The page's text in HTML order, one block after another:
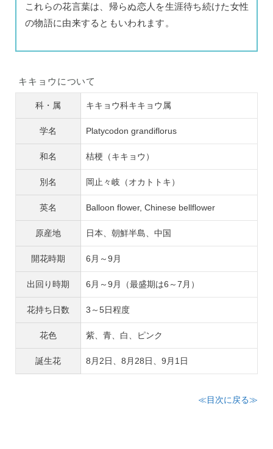
これらの花言葉は、帰らぬ恋人を生涯待ち続けた女性
の物語に由来するともいわれます。
キキョウについて
科・属 キキョウ科キキョウ属
学名 Platycodon grandiflorus
和名 桔梗（キキョウ）
別名 岡止々岐（オカトトキ）
英名 Balloon flower, Chinese bellflower
原産地 日本、朝鮮半島、中国
開花時期 6月～9月
出回り時期 6月～9月（最盛期は6～7月）
花持ち日数 3～5日程度
花色 紫、青、白、ピンク
誕生花 8月2日、8月28日、9月1日
≪目次に戻る≫